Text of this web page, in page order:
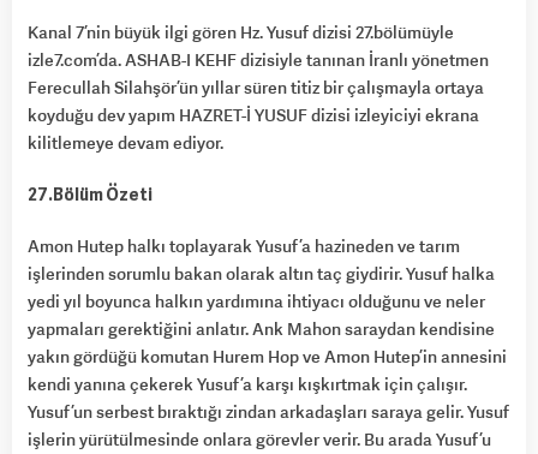
Kanal 7’nin büyük ilgi gören Hz. Yusuf dizisi 27.bölümüyle
izle7.com’da. ASHAB-I KEHF dizisiyle tanınan İranlı yönetmen
Ferecullah Silahşör’ün yıllar süren titiz bir çalışmayla ortaya
koyduğu dev yapım HAZRET-İ YUSUF dizisi izleyiciyi ekrana
kilitlemeye devam ediyor.
27.Bölüm Özeti
Amon Hutep halkı toplayarak Yusuf’a hazineden ve tarım
işlerinden sorumlu bakan olarak altın taç giydirir. Yusuf halka
yedi yıl boyunca halkın yardımına ihtiyacı olduğunu ve neler
yapmaları gerektiğini anlatır. Ank Mahon saraydan kendisine
yakın gördüğü komutan Hurem Hop ve Amon Hutep’in annesini
kendi yanına çekerek Yusuf’a karşı kışkırtmak için çalışır.
Yusuf’un serbest bıraktığı zindan arkadaşları saraya gelir. Yusuf
işlerin yürütülmesinde onlara görevler verir. Bu arada Yusuf’u